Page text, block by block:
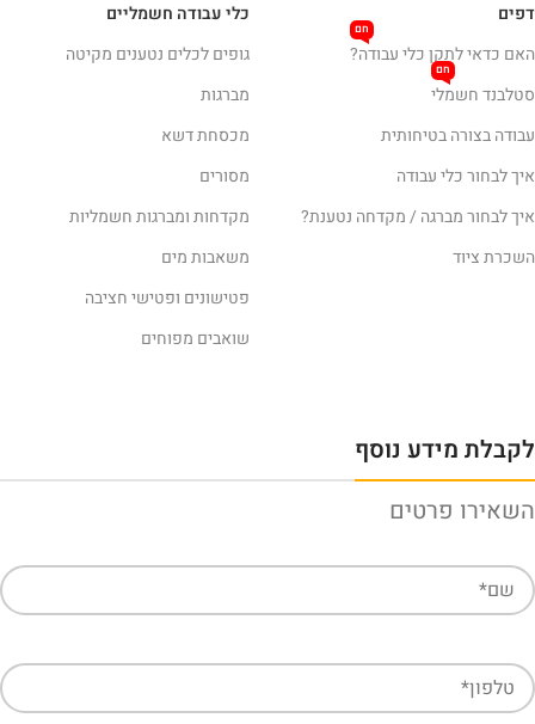
כלי עבודה חשמליים
גופים לכלים נטענים מקיטה
מברגות
מכסחת דשא
מסורים
מקדחות ומברגות חשמליות
משאבות מים
פטישונים ופטישי חציבה
שואבים מפוחים
דפים
האם כדאי לתקן כלי עבודה?
חם
סטלבנד חשמלי
חם
עבודה בצורה בטיחותית
איך לבחור כלי עבודה
איך לבחור מברגה / מקדחה נטענת?
השכרת ציוד
לקבלת מידע נוסף
השאירו פרטים